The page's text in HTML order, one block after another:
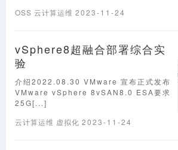
OSS 云计算运维 2023-11-24
vSphere8超融合部署综合实
验
介绍2022.08.30 VMware 宣布正式发布
VMware vSphere 8vSAN8.0 ESA要求
25G[...]
云计算运维 虚拟化 2023-11-24